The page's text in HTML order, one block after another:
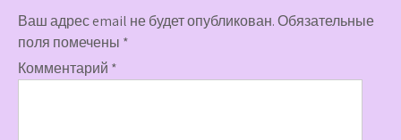
Ваш адрес email не будет опубликован.Обязательные
поля помечены *
Комментарий *